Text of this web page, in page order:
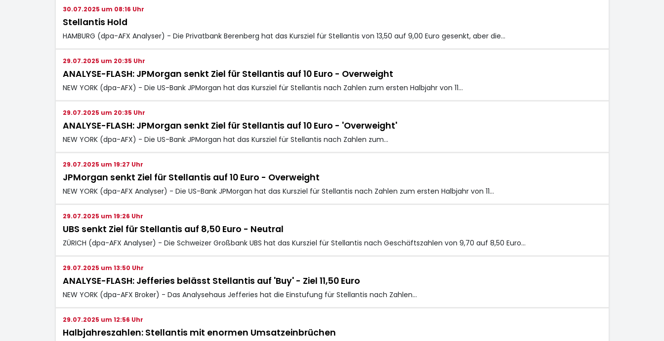
30.07.2025 um 08:16 Uhr
Stellantis Hold
HAMBURG (dpa-AFX Analyser) - Die Privatbank Berenberg hat das Kursziel für Stellantis von 13,50 auf 9,00 Euro gesenkt, aber die…
29.07.2025 um 20:35 Uhr
ANALYSE-FLASH: JPMorgan senkt Ziel für Stellantis auf 10 Euro - Overweight
NEW YORK (dpa-AFX) - Die US-Bank JPMorgan hat das Kursziel für Stellantis nach Zahlen zum ersten Halbjahr von 11…
29.07.2025 um 20:35 Uhr
ANALYSE-FLASH: JPMorgan senkt Ziel für Stellantis auf 10 Euro - 'Overweight'
NEW YORK (dpa-AFX) - Die US-Bank JPMorgan hat das Kursziel für Stellantis nach Zahlen zum…
29.07.2025 um 19:27 Uhr
JPMorgan senkt Ziel für Stellantis auf 10 Euro - Overweight
NEW YORK (dpa-AFX Analyser) - Die US-Bank JPMorgan hat das Kursziel für Stellantis nach Zahlen zum ersten Halbjahr von 11…
29.07.2025 um 19:26 Uhr
UBS senkt Ziel für Stellantis auf 8,50 Euro - Neutral
ZÜRICH (dpa-AFX Analyser) - Die Schweizer Großbank UBS hat das Kursziel für Stellantis nach Geschäftszahlen von 9,70 auf 8,50 Euro…
29.07.2025 um 13:50 Uhr
ANALYSE-FLASH: Jefferies belässt Stellantis auf 'Buy' - Ziel 11,50 Euro
NEW YORK (dpa-AFX Broker) - Das Analysehaus Jefferies hat die Einstufung für Stellantis nach Zahlen…
29.07.2025 um 12:56 Uhr
Halbjahreszahlen: Stellantis mit enormen Umsatzeinbrüchen